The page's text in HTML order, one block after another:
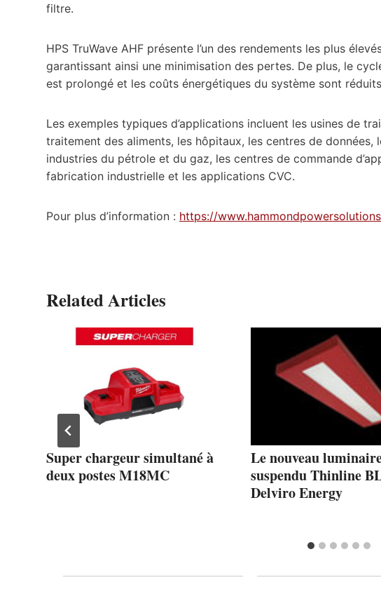
filtre.
HPS TruWave AHF présente l’un des rendements les plus
garantissant ainsi une minimisation des pertes. De plus, le
est prolongé et les coûts énergétiques du système sont
Les exemples typiques d’applications incluent les usines de
traitement des aliments, les hôpitaux, les centres de
industries du pétrole et du gaz, les centres de commande
fabrication industrielle et les applications CVC.
Pour plus d’information : https://
Related Articles
Super chargeur simultané à
deux postes M18MC
Le nouveau
suspendu Thinline
Delviro Energy